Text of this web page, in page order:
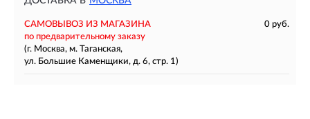
САМОВЫВОЗ ИЗ МАГАЗИНА
0 руб.
по предварительному заказу
(г. Москва, м. Таганская,
ул. Большие Каменщики, д. 6, стр. 1)